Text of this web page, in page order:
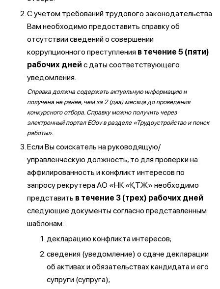
С учетом требований трудового законодательства
Вам необходимо предоставить справку об
отсутствии сведений о совершении
коррупционного преступления в течение 5 (пяти)
рабочих дней с даты соответствующего
уведомления.
Справка должна содержать актуальную информацию и
получена не ранее, чем за 2 (два) месяца до проведения
конкурсного отбора. Справку можно получить через
электронный портал EGov в разделе «Трудоустройство и поиск
работы».
Если Вы соискатель на руководящую/
управленческую должность, то для проверки на
аффилированность и конфликт интересов по
запросу рекрутера АО «НК «ҚТЖ» необходимо
представить в течение 3 (трех) рабочих дней
следующие документы согласно представленным
шаблонам:
декларацию конфликта интересов;
сведения (уведомление) о сдаче декларации
об активах и обязательствах кандидата и его
супруги (супруга);